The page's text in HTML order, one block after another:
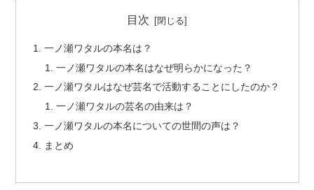
目次
一ノ瀬ワタルの本名は？
一ノ瀬ワタルの本名はなぜ明らかになった？
一ノ瀬ワタルはなぜ芸名で活動することにしたのか？
一ノ瀬ワタルの芸名の由来は？
一ノ瀬ワタルの本名についての世間の声は？
まとめ